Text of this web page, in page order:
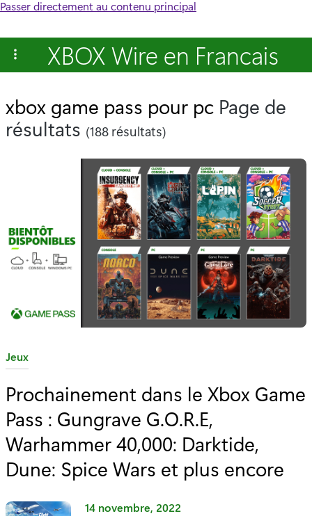
Passer directement au contenu principal
XBOX Wire en Francais
xbox game pass pour pc Page de
résultats (188 résultats)
C
t
é
g
o
r
e
Jeux
Prochainement dans le Xbox Game
Pass : Gungrave G.O.R.E,
Warhammer 40,000: Darktide,
Dune: Spice Wars et plus encore
14 novembre, 2022